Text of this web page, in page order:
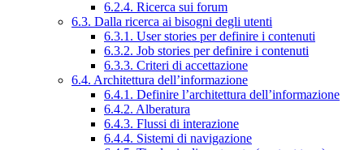
6.2.4. Ricerca sui forum
6.3. Dalla ricerca ai bisogni degli utenti
6.3.1. User stories per definire i contenuti
6.3.2. Job stories per definire i contenuti
6.3.3. Criteri di accettazione
6.4. Architettura dell’informazione
6.4.1. Definire l’architettura dell’informazione
6.4.2. Alberatura
6.4.3. Flussi di interazione
6.4.4. Sistemi di navigazione